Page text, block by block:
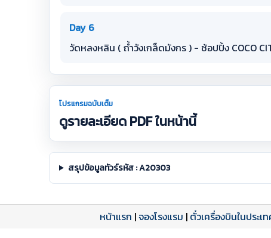
Day 6
วัดหลงหลิน ( ถ้ำวังเกล็ดมังกร ) - ช้อปปิ้ง COCO
โปรแกรมฉบับเต็ม
ดูรายละเอียด PDF ในหน้านี้
สรุปข้อมูลทัวร์รหัส : A20303
หน้าแรก |จองโรงแรม | ตั๋วเครื่องบินในประเ